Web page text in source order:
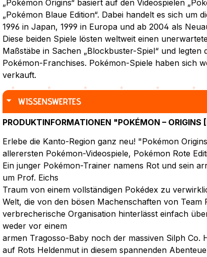
„Pokémon Origins“ basiert auf den Videospielen
„Pokémon Blaue Edition“. Dabei handelt es sich um
1996 in Japan, 1999 in Europa und ab 2004 als
Diese beiden Spiele lösten weltweit einen
Maßstäbe in Sachen „Blockbuster-Spiel“ und legten
Pokémon-Franchises. Pokémon-Spiele haben sich
verkauft.
WISSENSWERTES
PRODUKTINFORMATIONEN "POKÉMON – ORIGINS
Erlebe die Kanto-Region ganz neu! "Pokémon
allerersten Pokémon-Videospiele, Pokémon Rote
Ein junger Pokémon-Trainer namens Rot und sein
um Prof. Eichs
Traum von einem vollständigen Pokédex zu
Welt, die von den bösen Machenschaften von Team
verbrecherische Organisation hinterlässt einfach
weder vor einem
armen Tragosso-Baby noch der massiven Silph Co.
auf Rots Heldenmut in diesem spannenden